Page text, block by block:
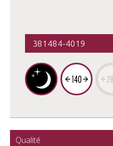
381484-4019
Qualité